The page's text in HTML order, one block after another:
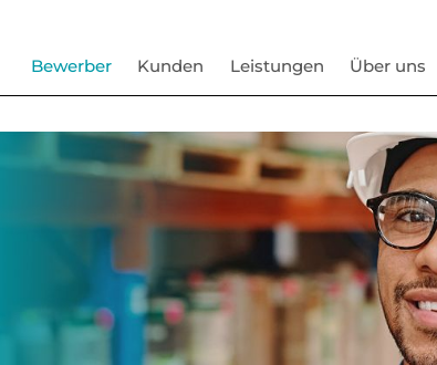
Bewerber Kunden Leistungen Über uns